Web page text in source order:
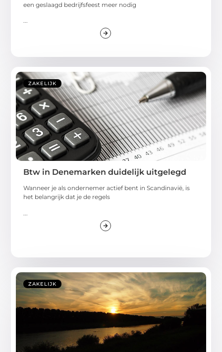
een geslaagd bedrijfsfeest meer nodig
...
ZAKELIJK
Btw in Denemarken duidelijk uitgelegd
Wanneer je als ondernemer actief bent in Scandinavië, is
het belangrijk dat je de regels
ZAKELIJK